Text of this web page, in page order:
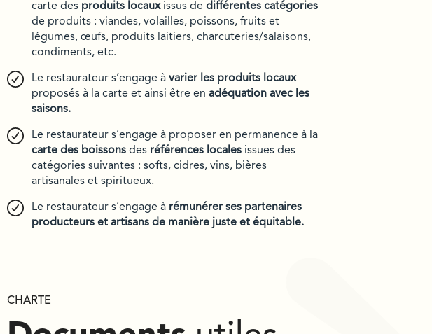
carte des produits locauxissus de différentes catégories
de produits : viandes, volailles, poissons, fruits et
légumes, œufs, produits laitiers, charcuteries/salaisons,
condiments, etc.
Le restaurateur s’engage à varier les produits locaux
proposés à la carte et ainsi être en adéquation avec les
saisons.
Le restaurateur s’engage à proposer en permanence à la
carte des boissons des références locales issues des
catégories suivantes : softs, cidres, vins, bières
artisanales et spiritueux.
Le restaurateur s’engage à rémunérer ses partenaires
producteurs et artisans de manière juste et équitable.
CHARTE